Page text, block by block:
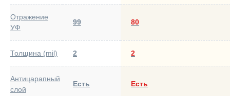
Отражение
УФ
99 80
Толщина (mil) 2 2
Антицарапный
слой
Есть Есть